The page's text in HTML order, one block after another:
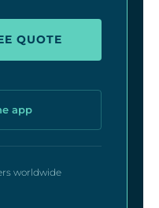
QUOTE
app
worldwide